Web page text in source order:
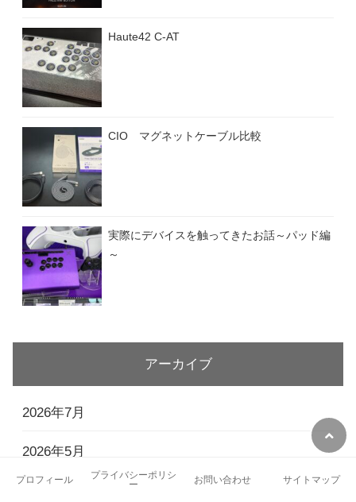
Haute42 C-AT
CIO マグネットケーブル比較
実際にデバイスを触ってきたお話～パッド編
～
アーカイブ
2026年7月
2026年5月
プロフィール
プライバシーポリシ
ー
お問い合わせ サイトマップ